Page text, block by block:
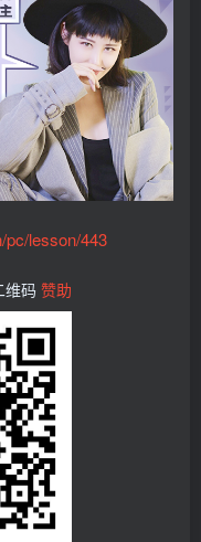
pc/lesson/443
维码 赞助